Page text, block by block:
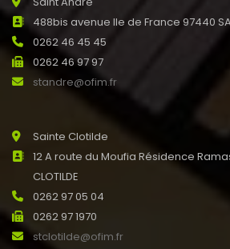
488bis avenue Ile de France 97440
0262 46 45 45
0262 46 97 97
standre@ofim.fr
Sainte Clotilde
12 A route du Moufia Résidence
CLOTILDE
0262 97 05 04
0262 97 1970
stclotilde@ofim.fr